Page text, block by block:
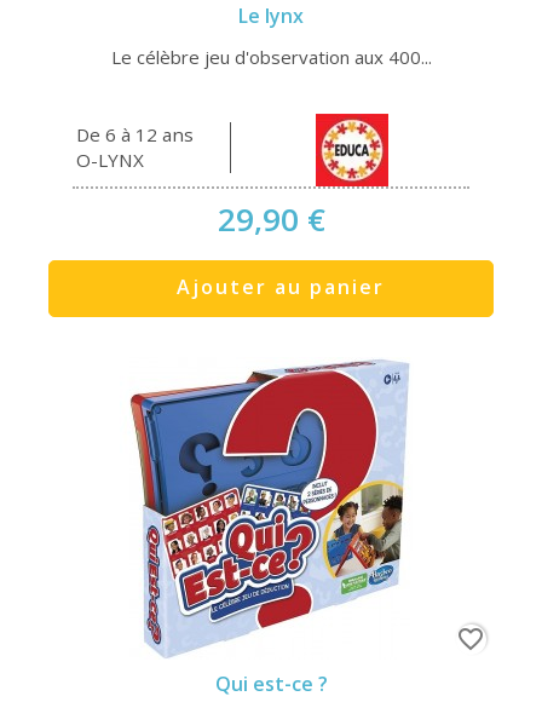
Le lynx
Le célèbre jeu d'observation aux 400...
De 6 à 12 ans
O-LYNX
29,90 €
Ajouter au panier
Qui est-ce ?
favorite_border